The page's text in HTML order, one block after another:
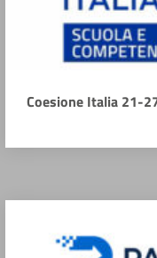
Coesione Italia 21-